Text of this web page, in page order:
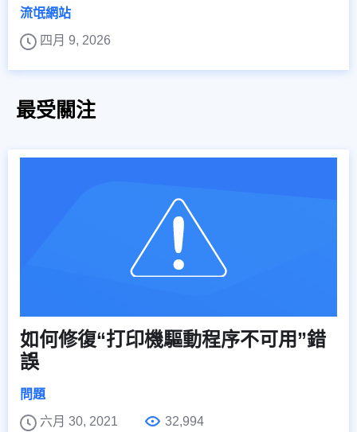
流氓網站
四月 9, 2026
最受關注
如何修復“打印機驅動程序不可用”錯
誤
問題
六月 30, 2021
32,994